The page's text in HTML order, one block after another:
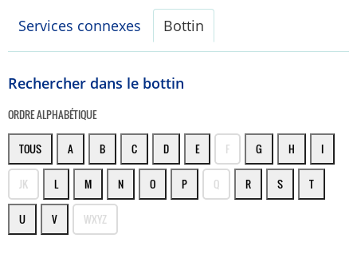
Services connexes
Bottin
Rechercher dans le bottin
ORDRE ALPHABÉTIQUE
TOUS A B C D E F G H I
JK L M N O P Q R S T
U V WXYZ